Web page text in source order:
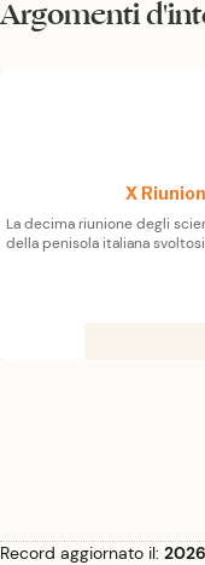
Argomenti
X
La decima riunione degli
della penisola italiana svoltosi
Record aggiornato il: